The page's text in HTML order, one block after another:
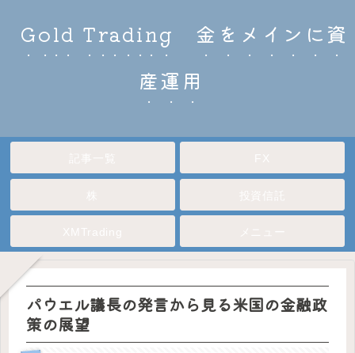
Gold Trading 金をメインに資
産運用
パウエル議長の発言から見る米国の金融政
策の展望